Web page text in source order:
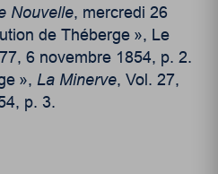
Nouvelle, mercredi 26
de Théberge », Le
6 novembre 1854, p. 2.
»,La Minerve, Vol. 27,
p. 3.